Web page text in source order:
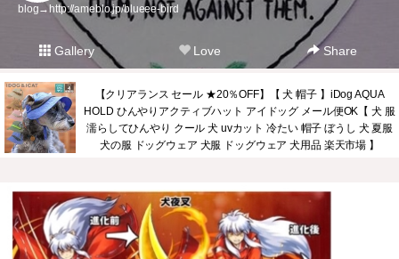
blog→http://ameblo.jp/blueee-bird
Gallery Love Share
【クリアランス セール ★20％OFF】【 犬 帽子 】iDog AQUA
HOLD ひんやりアクティブハット アイドッグ メール便OK【 犬 服
濡らしてひんやり クール 犬 uvカット 冷たい 帽子 ぼうし 犬 夏服
犬の服 ドッグウェア 犬服 ドッグウェア 犬用品 楽天市場 】